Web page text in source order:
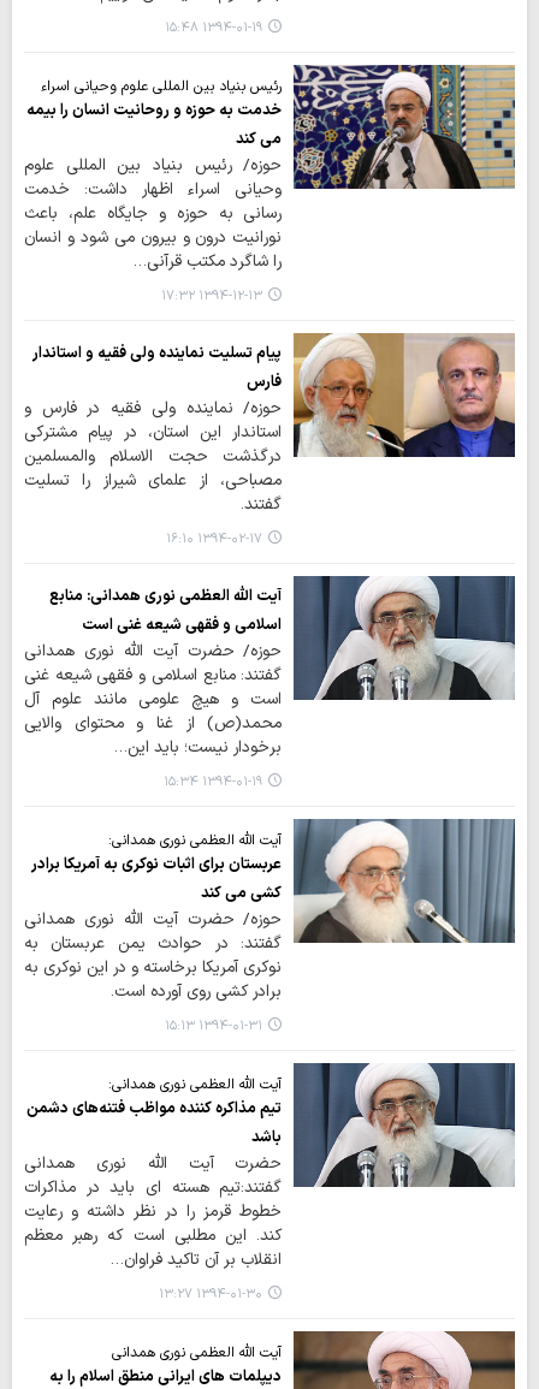
۱۳۹۴-۰۱-۱۹ ۱۵:۴۸
رئیس بنیاد بین المللی علوم وحیانی اسراء
خدمت به حوزه و روحانیت انسان را بیمه
می کند
حوزه/ رئیس بنیاد بین المللی علوم
وحیانی اسراء اظهار داشت: خدمت
رسانی به حوزه و جایگاه علم، باعث
نورانیت درون و بیرون می شود و انسان
را شاگرد مکتب قرآنی…
۱۳۹۴-۱۲-۱۳ ۱۷:۳۲
پیام تسلیت نماینده ولی فقیه و استاندار
فارس
حوزه/ نماینده ولی فقیه در فارس و
استاندار این استان، در پیام مشترکی
درگذشت حجت الاسلام والمسلمین
مصباحی، از علمای شیراز را تسلیت
گفتند.
۱۳۹۴-۰۲-۱۷ ۱۶:۱۰
آیت الله العظمی نوری همدانی: منابع
اسلامی و فقهی شیعه غنی است
حوزه/ حضرت آیت الله نوری همدانی
گفتند: منابع اسلامی و فقهی شیعه غنی
است و هیچ علومی مانند علوم آل
محمد(ص) از غنا و محتوای والایی
برخودار نیست؛ باید این…
۱۳۹۴-۰۱-۱۹ ۱۵:۳۴
آیت الله العظمی نوری همدانی:
عربستان برای اثبات نوکری به آمریکا برادر
کشی می کند
حوزه/ حضرت آیت الله نوری همدانی
گفتند: در حوادث یمن عربستان به
نوکری آمریکا برخاسته و در این نوکری به
برادر کشی روی آورده است.
۱۳۹۴-۰۱-۳۱ ۱۵:۱۳
آیت الله العظمی نوری همدانی:
تیم مذاکره کننده مواظب فتنه‌های دشمن
باشد
حضرت آیت الله نوری همدانی
گفتند:تیم هسته ای باید در مذاکرات
خطوط قرمز را در نظر داشته و رعایت
کند. این مطلبی است که رهبر معظم
انقلاب بر آن تاکید فراوان…
۱۳۹۴-۰۱-۳۰ ۱۳:۲۷
آیت الله العظمی نوری همدانی
دیپلمات های ایرانی منطق اسلام را به